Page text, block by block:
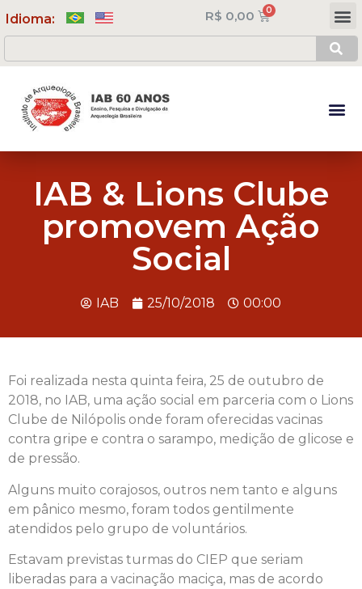
Idioma: R$ 0,00
IAB & Lions Clube
promovem Ação
Social
IAB 25/10/2018 00:00
Foi realizada nesta quinta feira, 25 de outubro de
2018, no IAB, uma ação social em parceria com o Lions
Clube de Nilópolis onde foram oferecidas vacinas
contra gripe e contra o sarampo, medição de glicose e
de pressão.
Alguns muito corajosos, outros nem tanto e alguns
em pânico mesmo, foram todos gentilmente
atendidos pelo grupo de voluntários.
Estavam previstas turmas do CIEP que seriam
liberadas para a vacinação maciça, mas de acordo